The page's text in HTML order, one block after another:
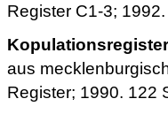
Register C1-3;
Kopulationsregister
aus
Register; 1990. 122